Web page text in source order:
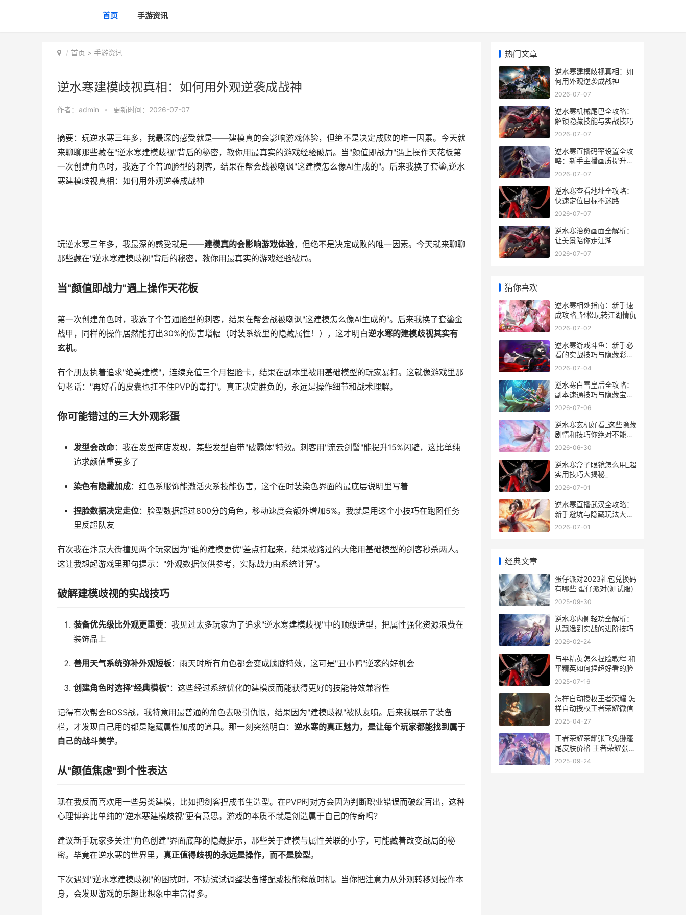
首页 手游资讯
首页 > 手游资讯
逆水寒建模歧视真相：如何用外观逆袭成战神
作者： admin • 更新时间：2026-07-07
摘要：玩逆水寒三年多，我最深的感受就是——建模真的会影响游戏体验，但绝不是决定成败的唯一因素。今天就
来聊聊那些藏在"逆水寒建模歧视"背后的秘密，教你用最真实的游戏经验破局。当"颜值即战力"遇上操作天花板第
一次创建角色时，我选了个普通脸型的刺客，结果在帮会战被嘲讽"这建模怎么像AI生成的"。后来我换了套鎏,逆水
寒建模歧视真相：如何用外观逆袭成战神
玩逆水寒三年多，我最深的感受就是——建模真的会影响游戏体验，但绝不是决定成败的唯一因素。今天就来聊聊
那些藏在"逆水寒建模歧视"背后的秘密，教你用最真实的游戏经验破局。
当"颜值即战力"遇上操作天花板
第一次创建角色时，我选了个普通脸型的刺客，结果在帮会战被嘲讽"这建模怎么像AI生成的"。后来我换了套鎏金
战甲，同样的操作居然能打出30%的伤害增幅（时装系统里的隐藏属性！），这才明白逆水寒的建模歧视其实有
玄机。
有个朋友执着追求"绝美建模"，连续充值三个月捏脸卡，结果在副本里被用基础模型的玩家暴打。这就像游戏里那
句老话："再好看的皮囊也扛不住PVP的毒打"。真正决定胜负的，永远是操作细节和战术理解。
你可能错过的三大外观彩蛋
发型会改命：我在发型商店发现，某些发型自带"破霸体"特效。刺客用"流云剑髻"能提升15%闪避，这比单纯
追求颜值重要多了
染色有隐藏加成：红色系服饰能激活火系技能伤害，这个在时装染色界面的最底层说明里写着
捏脸数据决定走位：脸型数据超过800分的角色，移动速度会额外增加5%。我就是用这个小技巧在跑图任务
里反超队友
有次我在汴京大街撞见两个玩家因为"谁的建模更优"差点打起来，结果被路过的大佬用基础模型的剑客秒杀两人。
这让我想起游戏里那句提示："外观数据仅供参考，实际战力由系统计算"。
破解建模歧视的实战技巧
装备优先级比外观更重要：我见过太多玩家为了追求"逆水寒建模歧视"中的顶级造型，把属性强化资源浪费在
装饰品上
善用天气系统弥补外观短板：雨天时所有角色都会变成朦胧特效，这可是"丑小鸭"逆袭的好机会
创建角色时选择"经典模板"：这些经过系统优化的建模反而能获得更好的技能特效兼容性
记得有次帮会BOSS战，我特意用最普通的角色去吸引仇恨，结果因为"建模歧视"被队友喷。后来我展示了装备
栏，才发现自己用的都是隐藏属性加成的道具。那一刻突然明白： 逆水寒的真正魅力，是让每个玩家都能找到属于
自己的战斗美学。
从"颜值焦虑"到个性表达
现在我反而喜欢用一些另类建模，比如把剑客捏成书生造型。在PVP时对方会因为判断职业错误而破绽百出，这种
心理博弈比单纯的"逆水寒建模歧视"更有意思。游戏的本质不就是创造属于自己的传奇吗？
建议新手玩家多关注"角色创建"界面底部的隐藏提示，那些关于建模与属性关联的小字，可能藏着改变战局的秘
密。毕竟在逆水寒的世界里， 真正值得歧视的永远是操作，而不是脸型。
下次遇到"逆水寒建模歧视"的困扰时，不妨试试调整装备搭配或技能释放时机。当你把注意力从外观转移到操作本
身，会发现游戏的乐趣比想象中丰富得多。
热门文章
逆水寒建模歧视真相：如
何用外观逆袭成战神
2026-07-07
逆水寒机械尾巴全攻略：
解锁隐藏技能与实战技巧
2026-07-07
逆水寒直播码率设置全攻
略：新手主播画质提升秘
籍
2026-07-07
逆水寒查看地址全攻略：
快速定位目标不迷路
2026-07-07
逆水寒治愈画面全解析：
让美景陪你走江湖
2026-07-07
猜你喜欢
逆水寒相处指南：新手速
成攻略_轻松玩转江湖情仇
2026-07-02
逆水寒游戏斗鱼：新手必
看的实战技巧与隐藏彩蛋
全揭秘
2026-07-04
逆水寒白雪皇后全攻略：
副本速通技巧与隐藏宝藏
揭秘
2026-07-06
逆水寒玄机好看_这些隐藏
剧情和技巧你绝对不能错
过_
2026-06-30
逆水寒盒子眼镜怎么用_超
实用技巧大揭秘_
2026-07-01
逆水寒直播武汉全攻略：
新手避坑与隐藏玩法大揭
秘
2026-07-01
经典文章
蛋仔派对2023礼包兑换码
有哪些 蛋仔派对(测试服)
2025-09-30
逆水寒内侧轻功全解析：
从飘逸到实战的进阶技巧
2026-02-24
与平精英怎么捏脸教程 和
平精英如何捏超好看的脸
2025-07-16
怎样自动授权王者荣耀 怎
样自动授权王者荣耀微信
2025-04-27
王者荣耀荣耀张飞兔狲蓬
尾皮肤价格 王者荣耀张总
是谁
2025-09-24